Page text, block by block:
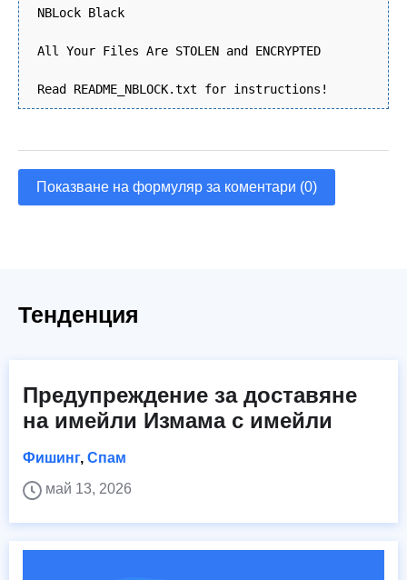
NBLock Black
All Your Files Are STOLEN and ENCRYPTED
Read README_NBLOCK.txt for instructions!
Показване на формуляр за коментари (0)
Тенденция
Предупреждение за доставяне
на имейли Измама с имейли
Фишинг, Спам
май 13, 2026